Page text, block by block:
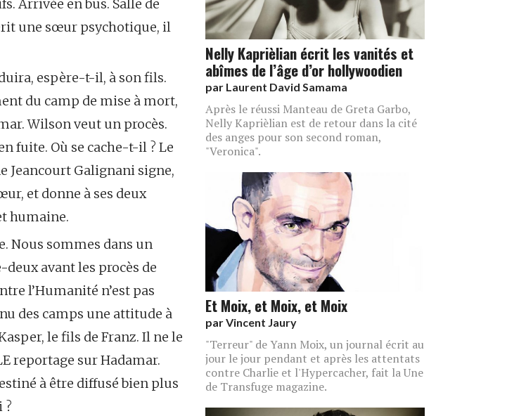
Arrivée en bus. Salle de
une sœur psychotique, il
espère-t-il, à son fils.
du camp de mise à mort,
Wilson veut un procès.
fuite. Où se cache-t-il ? Le
Jeancourt Galignani signe,
et donne à ses deux
humaine.
Nous sommes dans un
deux avant les procès de
l’Humanité n’est pas
des camps une attitude à
le fils de Franz. Il ne le
reportage sur Hadamar.
à être diffusé bien plus
?
Nelly Kaprièlian écrit les vanités et
abîmes de l’âge d’or hollywoodien
par Laurent David Samama
Après le réussi Manteau de Greta Garbo,
Nelly Kaprièlian est de retour dans la cité
des anges pour son second roman,
"Veronica".
Et Moix, et Moix, et Moix
parVincent Jaury
"Terreur" de Yann Moix, un journal écrit au
jour le jour pendant et après les attentats
contre Charlie et l'Hypercacher, fait la Une
de Transfuge magazine.